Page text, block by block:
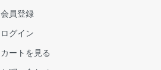
会員登録
ログイン
カートを見る